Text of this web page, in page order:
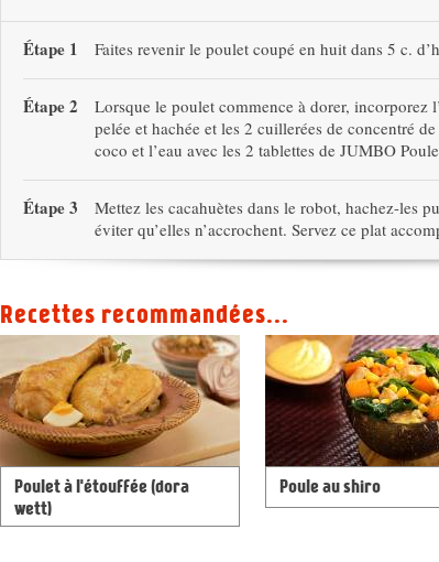
Étape 1 Faites revenir le poulet coupé en huit dans 5 c.
Étape 2
Lorsque le poulet commence à dorer, incorporez
pelée et hachée et les 2 cuillerées de concentré
coco et l’eau avec les 2 tablettes de JUMBO
Étape 3
Mettez les cacahuètes dans le robot, hachez-les
éviter qu’elles n’accrochent. Servez ce plat
Recettes recommandées...
Poulet à l'étouffée (dora
wett)
Poule au shiro